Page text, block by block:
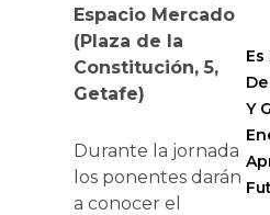
Espacio Mercado
(Plaza de la
Constitución, 5,
Getafe)
Durante la jornada
los ponentes darán
a conocer el
Y